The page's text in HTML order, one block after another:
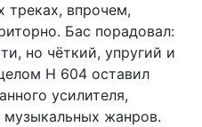
треках, впрочем,
Бас порадовал:
но чёткий, упругий и
H 604 оставил
усилителя,
музыкальных жанров.